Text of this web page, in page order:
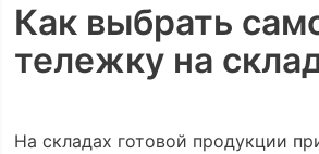
Как выбрать
тележку на
На складах готовой продукции